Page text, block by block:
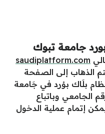
جامعة تبوك
saudiplatform.com
الذهاب إلى الصفحة
بلَاك بوْرد في جَامعة
الجامعي وباتباع
إتمام عملية الدخول